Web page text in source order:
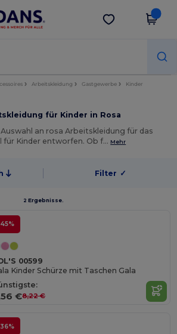
in der App!
App holen
Arbeitskleidung Gastgewerbe Kinder
für Kinder in Rosa
an rosa Arbeitskleidung für das
für Kinder entworfen. Ob f… Mehr
Filter ✓
2 Ergebnisse.
00599
Kinder Schürze mit Taschen Gala
€8,22 €